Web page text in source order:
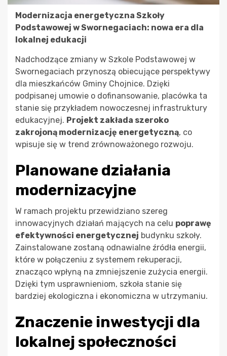
Modernizacja energetyczna Szkoły
Podstawowej w Swornegaciach: nowa era dla
lokalnej edukacji
Nadchodzące zmiany w Szkole Podstawowej w
Swornegaciach przynoszą obiecujące perspektywy
dla mieszkańców Gminy Chojnice. Dzięki
podpisanej umowie o dofinansowanie, placówka ta
stanie się przykładem nowoczesnej infrastruktury
edukacyjnej. Projekt zakłada szeroko
zakrojoną modernizację energetyczną, co
wpisuje się w trend zrównoważonego rozwoju.
Planowane działania
modernizacyjne
W ramach projektu przewidziano szereg
innowacyjnych działań mających na celu poprawę
efektywności energetycznej budynku szkoły.
Zainstalowane zostaną odnawialne źródła energii,
które w połączeniu z systemem rekuperacji,
znacząco wpłyną na zmniejszenie zużycia energii.
Dzięki tym usprawnieniom, szkoła stanie się
bardziej ekologiczna i ekonomiczna w utrzymaniu.
Znaczenie inwestycji dla
lokalnej społeczności